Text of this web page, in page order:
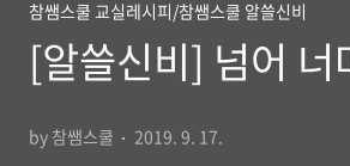
참쌤스쿨 교실레시피/참쌤스쿨 알쓸신비
[알쓸신비] 넘어 너
by 참쌤스쿨 2019. 9. 17.